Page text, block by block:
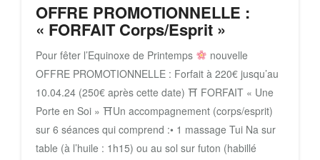
OFFRE PROMOTIONNELLE :
« FORFAIT Corps/Esprit »
Pour fêter l’Equinoxe de Printemps
nouvelle
OFFRE PROMOTIONNELLE : Forfait à 220€ jusqu’au
10.04.24 (250€ après cette date) ⛩ FORFAIT « Une
Porte en Soi » ⛩Un accompagnement (corps/esprit)
sur 6 séances qui comprend :• 1 massage Tui Na sur
table (à l’huile : 1h15) ou au sol sur futon (habillé